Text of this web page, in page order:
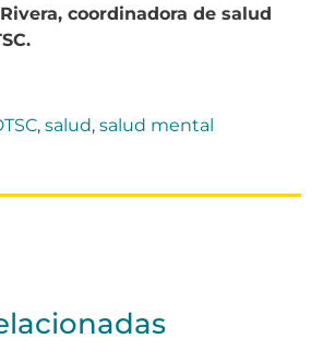
coordinadora de salud
, salud, salud mental